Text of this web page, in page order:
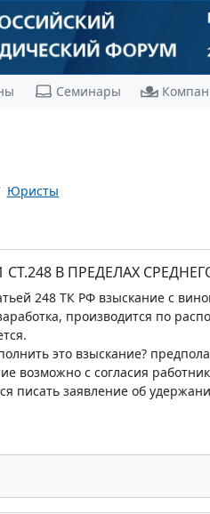
Семинары
Юристы
В ПРЕДЕЛАХ
248 ТК РФ взыскание с
производится по
это взыскание?
возможно с согласия
писать заявление об